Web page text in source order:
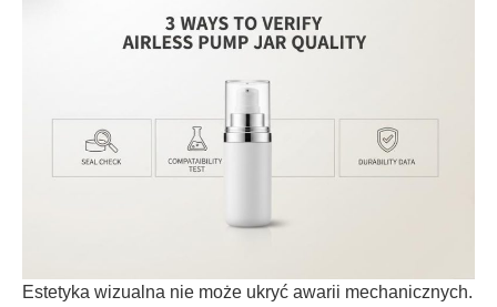
Estetyka wizualna nie może ukryć awarii mechanicznych.